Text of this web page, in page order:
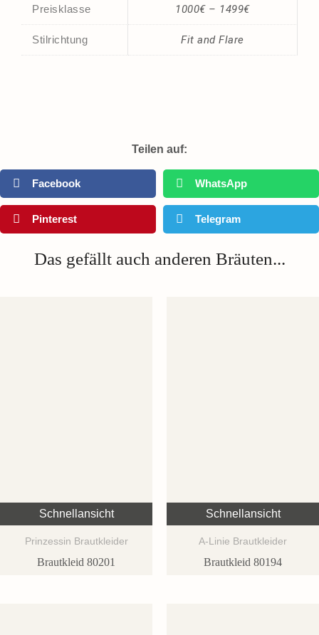
Preisklasse 1000€ – 1499€
Stilrichtung Fit and Flare
Teilen auf:
Facebook WhatsApp
Pinterest Telegram
Das gefällt auch anderen Bräuten...
Schnellansicht
Prinzessin Brautkleider
Brautkleid 80201
Schnellansicht
A-Linie Brautkleider
Brautkleid 80194